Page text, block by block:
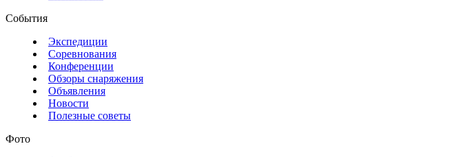
События
Экспедиции
Соревнования
Конференции
Обзоры снаряжения
Объявления
Новости
Полезные советы
Фото